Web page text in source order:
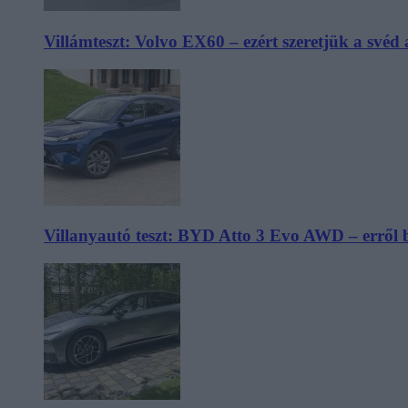
Villámteszt: Volvo EX60 – ezért szeretjük a svéd
Villanyautó teszt: BYD Atto 3 Evo AWD – erről